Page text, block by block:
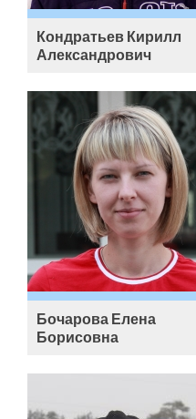
Кондратьев Кирилл
Александрович
Бочарова Елена
Борисовна